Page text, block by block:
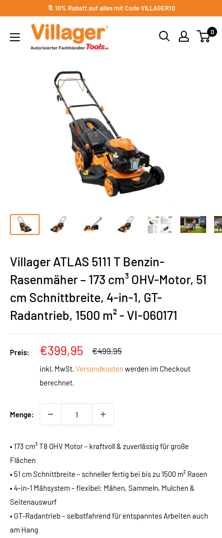
Inhalt
🔖 10% Rabatt auf alles mit Code VILLAGER10
Villager 0
Villager ATLAS 5111 T Benzin-
Rasenmäher – 173 cm³ OHV-Motor, 51
cm Schnittbreite, 4-in-1, GT-
Radantrieb, 1500 m² - VI-060171
Preis: Sonderpreis
€399,95 Normalpreis
€499,95
inkl. MwSt. Versandkosten werden im Checkout
berechnet.
Menge:
• 173 cm³ T8 OHV Motor – kraftvoll & zuverlässig für große
Flächen
• 51 cm Schnittbreite – schneller fertig bei bis zu 1500 m² Rasen
• 4-in-1 Mähsystem – flexibel: Mähen, Sammeln, Mulchen &
Seitenauswurf
• GT-Radantrieb – selbstfahrend für entspanntes Arbeiten auch
am Hang